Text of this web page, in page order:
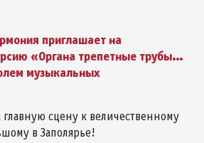
приглашает на
«Органа трепетные трубы…
музыкальных
сцену к величественному
в Заполярье!